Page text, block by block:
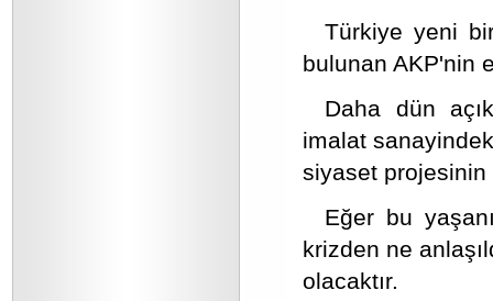
Türkiye yeni
bulunan AKP'nin
Daha dün
imalat
siyaset projesinin
Eğer bu
krizden ne
olacaktır.